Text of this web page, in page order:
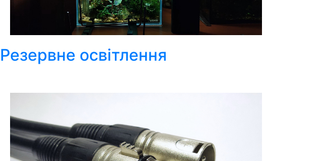
Резервне освітлення